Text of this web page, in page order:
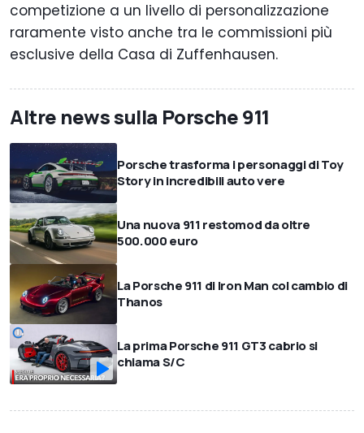
competizione a un livello di personalizzazione
raramente visto anche tra le commissioni più
esclusive della Casa di Zuffenhausen.
Altre news sulla Porsche 911
Porsche trasforma i personaggi di Toy
Story in incredibili auto vere
Una nuova 911 restomod da oltre
500.000 euro
La Porsche 911 di Iron Man col cambio di
Thanos
La prima Porsche 911 GT3 cabrio si
chiama S/C